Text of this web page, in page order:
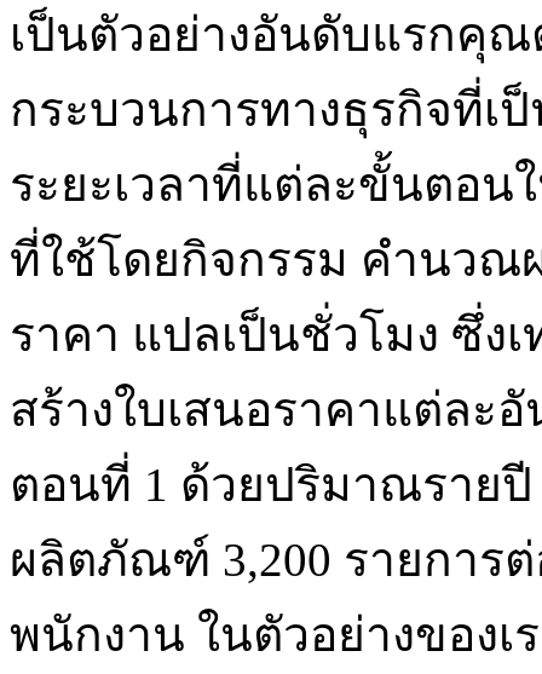
เป็นตัวอย่างอันดับแรกคุณ
กระบวนการทางธุรกิจที่
ระยะเวลาที่แต่ละขั้นตอน
ที่ใช้โดยกิจกรรม คำนวณ
ราคา แปลเป็นชั่วโมง ซึ่ง
สร้างใบเสนอราคาแต่ละ
ตอนที่ 1 ด้วยปริมาณรายปี
ผลิตภัณฑ์ 3,200 รายการ
พนักงาน ในตัวอย่างของเ